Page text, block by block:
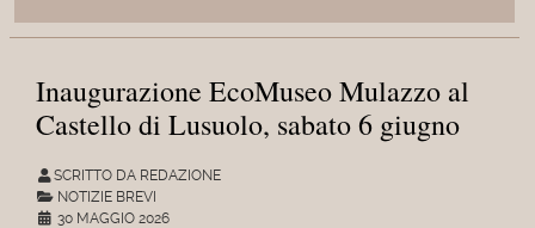
Inaugurazione EcoMuseo Mulazzo al
Castello di Lusuolo, sabato 6 giugno
SCRITTO DA REDAZIONE
NOTIZIE BREVI
30 MAGGIO 2026